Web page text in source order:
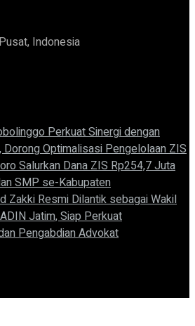
Indonesia
Perkuat Sinergi dengan
Dorong Optimalisasi Pengelolaan ZIS
Salurkan Dana ZIS Rp254,7 Juta
SMP se-Kabupaten
Zakki Resmi Dilantik sebagai Wakil
Jatim, Siap Perkuat
Pengabdian Advokat